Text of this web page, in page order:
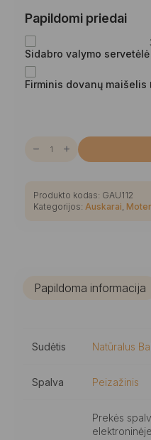
Papildomi priedai
Sidabro valymo servetėlė
Firminis dovanų
kiekis:
gintaro
rutuliukų
auskarai
Produkto kodas: GAU112
Kategorijos: Auskarai
Papildoma informacija
Sudėtis Natūralus
Spalva Peizažinis
Prekės